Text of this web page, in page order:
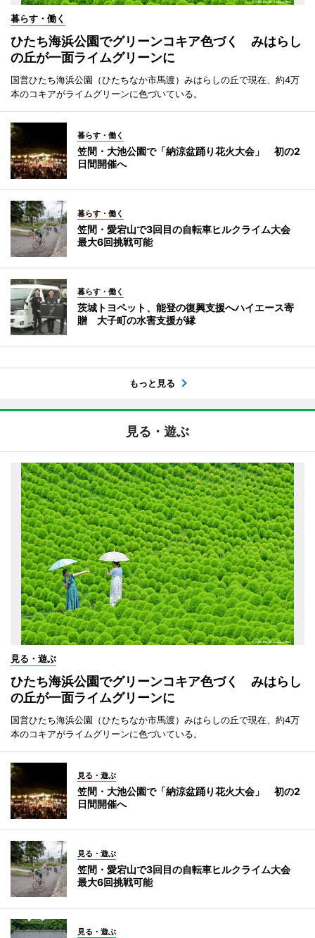
暮らす・働く
ひたち海浜公園でグリーンコキア色づく みはらし
の丘が一面ライムグリーンに
国営ひたち海浜公園（ひたちなか市馬渡）みはらしの丘で現在、約4万
本のコキアがライムグリーンに色づいている。
暮らす・働く
笠間・大池公園で「納涼盆踊り花火大会」 初の2
日間開催へ
暮らす・働く
笠間・愛宕山で3回目の自転車ヒルクライム大会
最大6回挑戦可能
暮らす・働く
茨城トヨペット、能登の復興支援へハイエース寄
贈 大子町の水害支援が縁
もっと見る
見る・遊ぶ
見る・遊ぶ
ひたち海浜公園でグリーンコキア色づく みはらし
の丘が一面ライムグリーンに
国営ひたち海浜公園（ひたちなか市馬渡）みはらしの丘で現在、約4万
本のコキアがライムグリーンに色づいている。
見る・遊ぶ
笠間・大池公園で「納涼盆踊り花火大会」 初の2
日間開催へ
見る・遊ぶ
笠間・愛宕山で3回目の自転車ヒルクライム大会
最大6回挑戦可能
見る・遊ぶ